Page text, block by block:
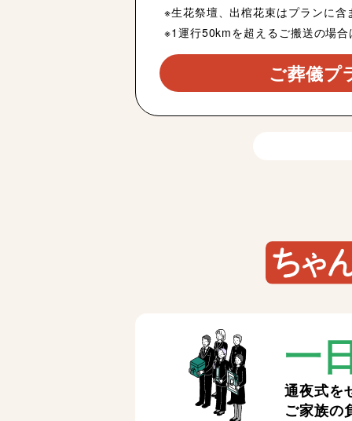
生花祭壇、出棺花束はプランに
1運行50kmを超えるご搬送の場
ご葬儀プ
一
通夜式を
ご家族の